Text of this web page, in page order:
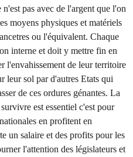
n'est pas avec de l'argent que l'on
moyens physiques et matériels
ou l'équivalent. Chaque
interne et doit y mettre fin en
l'envahissement de leur territoire
leur sol par d'autres Etats qui
de ces ordures génantes. La
est essentiel c'est pour
en profitent en
un salaire et des profits pour les
l'attention des législateurs et